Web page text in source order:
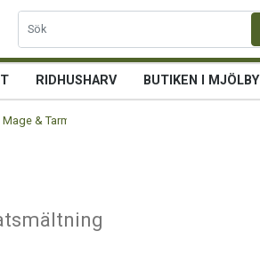
RIDHUSHARV BUTIKEN I MJÖLBY
Mage & Tarm